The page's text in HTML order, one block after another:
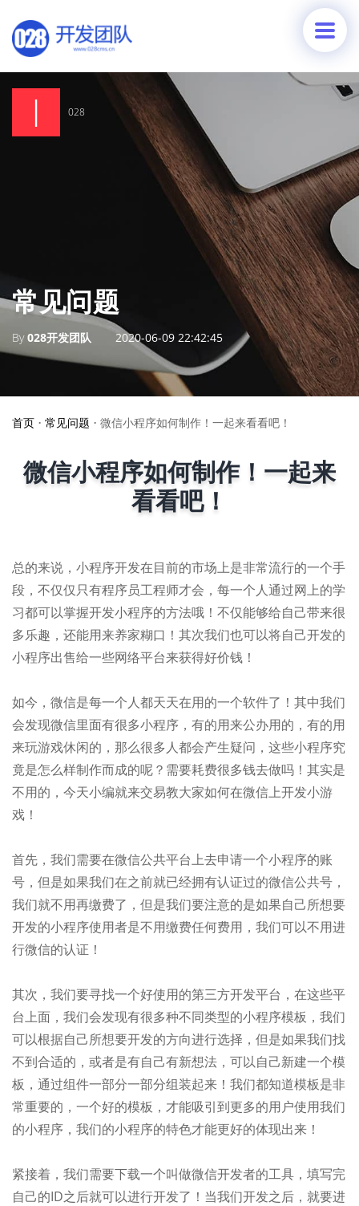
028
常见问题
By028开发团队 2020-06-09 22:42:45
首页 • 常见问题 • 微信小程序如何制作！一起来看看吧！
微信小程序如何制作！一起来
看看吧！
总的来说，小程序开发在目前的市场上是非常流行的一个手
段，不仅仅只有程序员工程师才会，每一个人通过网上的学
习都可以掌握开发小程序的方法哦！不仅能够给自己带来很
多乐趣，还能用来养家糊口！其次我们也可以将自己开发的
小程序出售给一些网络平台来获得好价钱！
如今，微信是每一个人都天天在用的一个软件了！其中我们
会发现微信里面有很多小程序，有的用来公办用的，有的用
来玩游戏休闲的，那么很多人都会产生疑问，这些小程序究
竟是怎么样制作而成的呢？需要耗费很多钱去做吗！其实是
不用的，今天小编就来交易教大家如何在微信上开发小游
戏！
首先，我们需要在微信公共平台上去申请一个小程序的账
号，但是如果我们在之前就已经拥有认证过的微信公共号，
我们就不用再缴费了，但是我们要注意的是如果自己所想要
开发的小程序使用者是不用缴费任何费用，我们可以不用进
行微信的认证！
其次，我们要寻找一个好使用的第三方开发平台，在这些平
台上面，我们会发现有很多种不同类型的小程序模板，我们
可以根据自己所想要开发的方向进行选择，但是如果我们找
不到合适的，或者是有自己有新想法，可以自己新建一个模
板，通过组件一部分一部分组装起来！我们都知道模板是非
常重要的，一个好的模板，才能吸引到更多的用户使用我们
的小程序，我们的小程序的特色才能更好的体现出来！
紧接着，我们需要下载一个叫做微信开发者的工具，填写完
自己的ID之后就可以进行开发了！当我们开发之后，就要进